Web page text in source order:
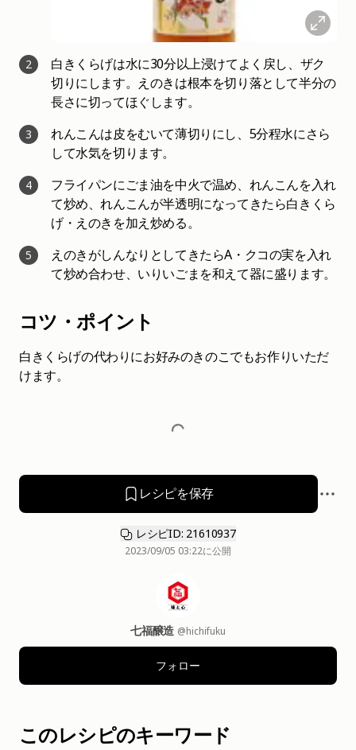
2
白きくらげは水に30分以上浸けてよく戻し、ザク
切りにします。えのきは根本を切り落として半分の
長さに切ってほぐします。
3
れんこんは皮をむいて薄切りにし、5分程水にさら
して水気を切ります。
4
フライパンにごま油を中火で温め、れんこんを入れ
て炒め、れんこんが半透明になってきたら白きくら
げ・えのきを加え炒める。
5
えのきがしんなりとしてきたらA・クコの実を入れ
て炒め合わせ、いりいごまを和えて器に盛ります。
コツ・ポイント
白きくらげの代わりにお好みのきのこでもお作りいただ
けます。
レシピを保存
レシピID: 21610937
七福醸造 @hichifuku
2023/09/05 03:22に公開
フォロー
このレシピのキーワード